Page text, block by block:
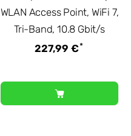
WLAN Access Point, WiFi 7,
Tri-Band, 10.8 Gbit/s
227,99 €*